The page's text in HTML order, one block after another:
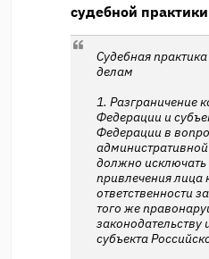
судебной
Судебная
делам
1. Разграничение
Федерации и
Федерации в
административной
должно
привлечения лица
ответственности
того же
законодательству
субъекта